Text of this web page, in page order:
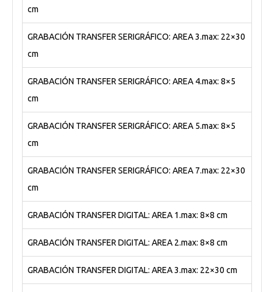
cm
GRABACIÓN TRANSFER SERIGRÁFICO: AREA 3.max: 22×30
cm
GRABACIÓN TRANSFER SERIGRÁFICO: AREA 4.max: 8×5
cm
GRABACIÓN TRANSFER SERIGRÁFICO: AREA 5.max: 8×5
cm
GRABACIÓN TRANSFER SERIGRÁFICO: AREA 7.max: 22×30
cm
GRABACIÓN TRANSFER DIGITAL: AREA 1.max: 8×8 cm
GRABACIÓN TRANSFER DIGITAL: AREA 2.max: 8×8 cm
GRABACIÓN TRANSFER DIGITAL: AREA 3.max: 22×30 cm